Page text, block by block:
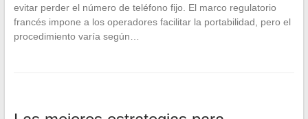
evitar perder el número de teléfono fijo. El marco regulatorio
francés impone a los operadores facilitar la portabilidad, pero el
procedimiento varía según…